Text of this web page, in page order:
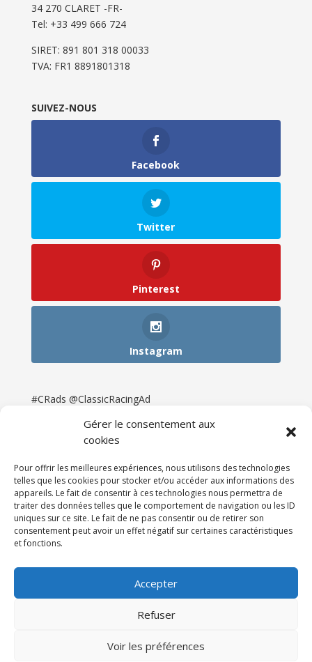
Gérer le consentement aux
cookies
Pour offrir les meilleures expériences, nous utilisons des technologies
telles que les cookies pour stocker et/ou accéder aux informations des
appareils. Le fait de consentir à ces technologies nous permettra de
traiter des données telles que le comportement de navigation ou les ID
uniques sur ce site. Le fait de ne pas consentir ou de retirer son
consentement peut avoir un effet négatif sur certaines caractéristiques
et fonctions.
Accepter
Refuser
Voir les préférences
34 270 CLARET -FR-
Tel: ‭+33 499 666 724‬
SIRET: 891 801 318 00033
TVA: FR1 8891801318
SUIVEZ-NOUS
Facebook
Twitter
Pinterest
Instagram
#CRads @ClassicRacingAd
Newsletter & Presse
Partenaires
Tarifs
Espace Client
121DigitalGroup |